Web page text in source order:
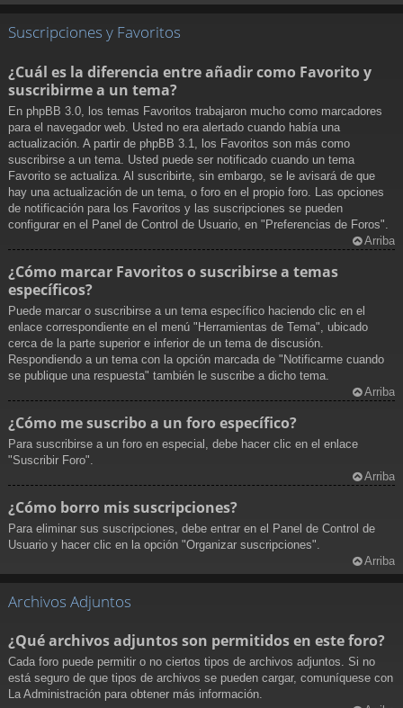
Suscripciones y Favoritos
¿Cuál es la diferencia entre añadir como Favorito y
suscribirme a un tema?
En phpBB 3.0, los temas Favoritos trabajaron mucho como marcadores
para el navegador web. Usted no era alertado cuando había una
actualización. A partir de phpBB 3.1, los Favoritos son más como
suscribirse a un tema. Usted puede ser notificado cuando un tema
Favorito se actualiza. Al suscribirte, sin embargo, se le avisará de que
hay una actualización de un tema, o foro en el propio foro. Las opciones
de notificación para los Favoritos y las suscripciones se pueden
configurar en el Panel de Control de Usuario, en "Preferencias de Foros".
Arriba
¿Cómo marcar Favoritos o suscribirse a temas
específicos?
Puede marcar o suscribirse a un tema específico haciendo clic en el
enlace correspondiente en el menú "Herramientas de Tema", ubicado
cerca de la parte superior e inferior de un tema de discusión.
Respondiendo a un tema con la opción marcada de "Notificarme cuando
se publique una respuesta" también le suscribe a dicho tema.
Arriba
¿Cómo me suscribo a un foro específico?
Para suscribirse a un foro en especial, debe hacer clic en el enlace
"Suscribir Foro".
Arriba
¿Cómo borro mis suscripciones?
Para eliminar sus suscripciones, debe entrar en el Panel de Control de
Usuario y hacer clic en la opción "Organizar suscripciones".
Arriba
Archivos Adjuntos
¿Qué archivos adjuntos son permitidos en este foro?
Cada foro puede permitir o no ciertos tipos de archivos adjuntos. Si no
está seguro de que tipos de archivos se pueden cargar, comuníquese con
La Administración para obtener más información.